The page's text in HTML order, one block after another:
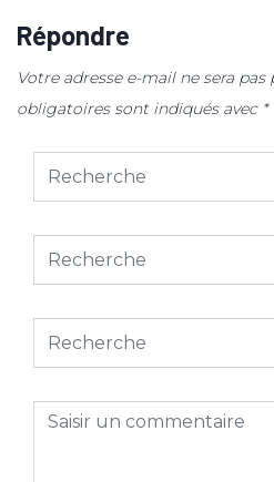
Répondre
Votre adresse e-mail ne sera pas
obligatoires sont indiqués avec *